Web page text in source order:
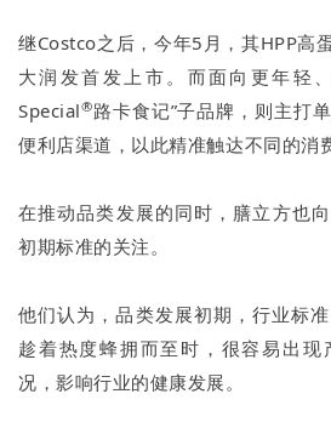
继Costco之后，今年5月，其HPP高
大润发首发上市。而面向更年轻
Special®路卡食记”子品牌，则主打
便利店渠道，以此精准触达不同的消
在推动品类发展的同时，膳立方也
初期标准的关注。
他们认为，品类发展初期，行业标
趁着热度蜂拥而至时，很容易出现
况，影响行业的健康发展。